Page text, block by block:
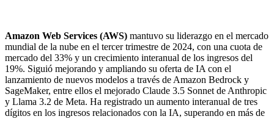
Amazon Web Services (AWS) mantuvo su liderazgo en el mercado
mundial de la nube en el tercer trimestre de 2024, con una cuota de
mercado del 33% y un crecimiento interanual de los ingresos del
19%. Siguió mejorando y ampliando su oferta de IA con el
lanzamiento de nuevos modelos a través de Amazon Bedrock y
SageMaker, entre ellos el mejorado Claude 3.5 Sonnet de Anthropic
y Llama 3.2 de Meta. Ha registrado un aumento interanual de tres
dígitos en los ingresos relacionados con la IA, superando en más de